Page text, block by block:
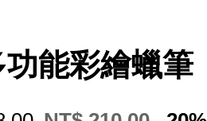
能彩繪蠟筆